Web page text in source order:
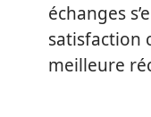
échanges
satisfaction
meilleure